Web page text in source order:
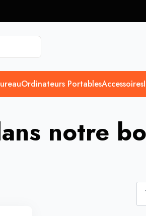
Ordinateurs PortablesAccessoires
notre